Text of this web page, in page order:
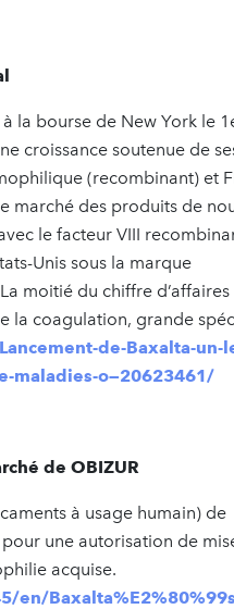
la bourse de New York le
croissance soutenue de
(recombinant) et
marché des produits de
le facteur VIII
Unis sous la marque
moitié du chiffre d’affaires
la coagulation, grande
de-Baxalta-un-
maladies-o—20623461/
de OBIZUR
à usage humain) de
une autorisation de
acquise.
en/